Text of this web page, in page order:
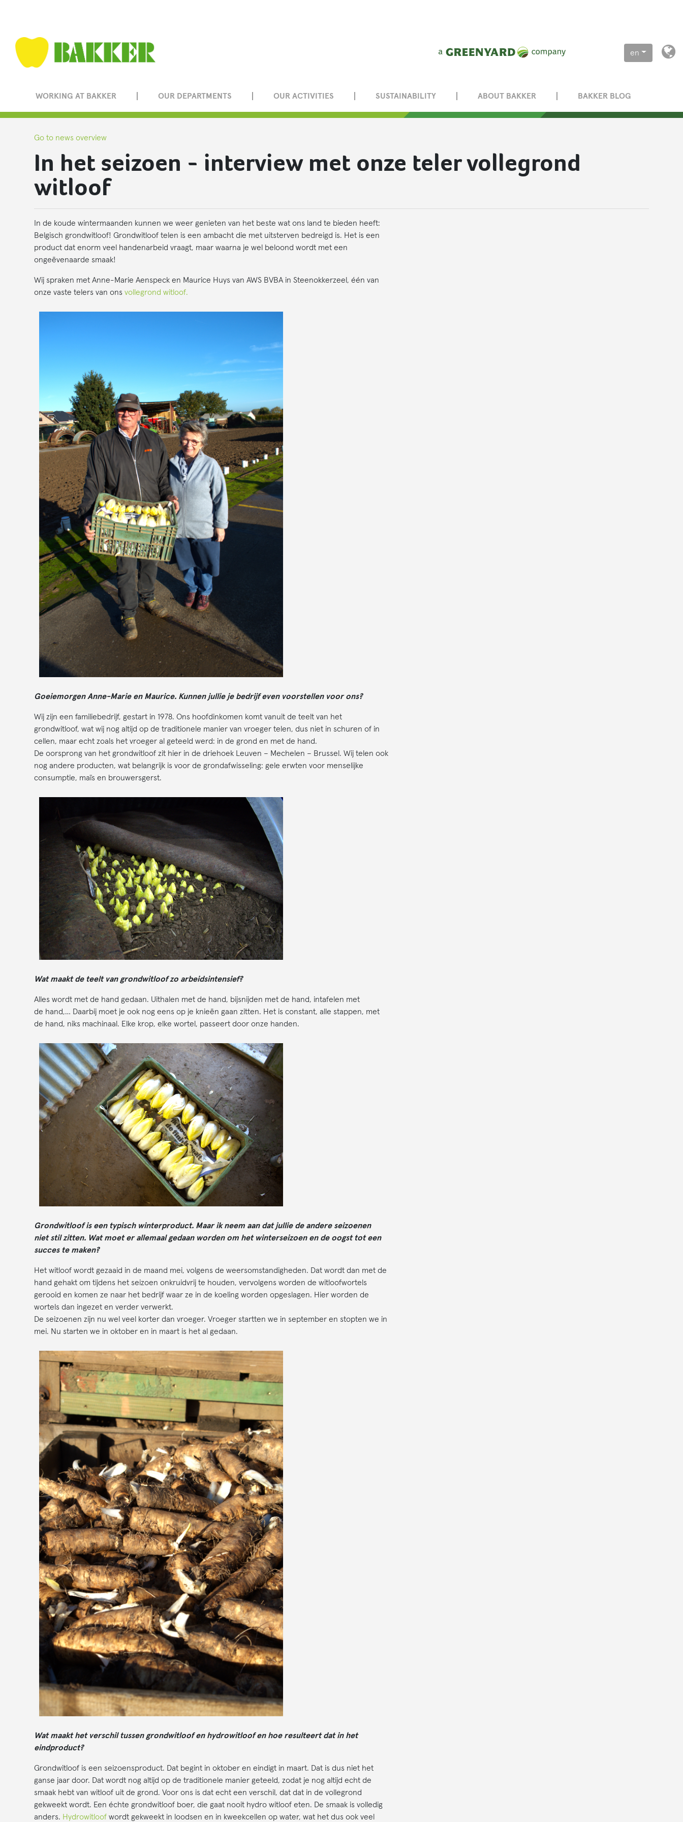
en
WORKING AT BAKKER OUR DEPARTMENTS OUR ACTIVITIES SUSTAINABILITY ABOUT BAKKER BAKKER BLOG
Go to news overview
In het seizoen - interview met onze teler vollegrond
witloof
In de koude wintermaanden kunnen we weer genieten van het beste wat ons land te bieden heeft:
Belgisch grondwitloof! Grondwitloof telen is een ambacht die met uitsterven bedreigd is. Het is een
product dat enorm veel handenarbeid vraagt, maar waarna je wel beloond wordt met een
ongeëvenaarde smaak!
Wij spraken met Anne-Marie Aenspeck en Maurice Huys van AWS BVBA in Steenokkerzeel, één van
onze vaste telers van onsvollegrond witloof.
Goeiemorgen Anne-Marie en Maurice. Kunnen jullie je bedrijf even voorstellen voor ons?
Wij zijn een familiebedrijf, gestart in 1978. Ons hoofdinkomen komt vanuit de teelt van het
grondwitloof, wat wij nog altijd op de traditionele manier van vroeger telen, dus niet in schuren of in
cellen, maar echt zoals het vroeger al geteeld werd: in de grond en met de hand.
De oorsprong van het grondwitloof zit hier in de driehoek Leuven – Mechelen – Brussel. Wij telen ook
nog andere producten, wat belangrijk is voor de grondafwisseling: gele erwten voor menselijke
consumptie, maïs en brouwersgerst.
Wat maakt de teelt van grondwitloof zo arbeidsintensief?
Alles wordt met de hand gedaan. Uithalen met de hand, bijsnijden met de hand, intafelen met
de hand,… Daarbij moet je ook nog eens op je knieën gaan zitten. Het is constant, alle stappen, met
de hand, niks machinaal. Elke krop, elke wortel, passeert door onze handen.
Grondwitloof is een typisch winterproduct. Maar ik neem aan dat jullie de andere seizoenen
niet stil zitten. Wat moet er allemaal gedaan worden om het winterseizoen en de oogst tot een
succes te maken?
Het witloof wordt gezaaid in de maand mei, volgens de weersomstandigheden. Dat wordt dan met de
hand gehakt om tijdens het seizoen onkruidvrij te houden, vervolgens worden de witloofwortels
gerooid en komen ze naar het bedrijf waar ze in de koeling worden opgeslagen. Hier worden de
wortels dan ingezet en verder verwerkt.
De seizoenen zijn nu wel veel korter dan vroeger. Vroeger startten we in september en stopten we in
mei. Nu starten we in oktober en in maart is het al gedaan.
Wat maakt het verschil tussen grondwitloof en hydrowitloof en hoe resulteert dat in het
eindproduct?
Grondwitloof is een seizoensproduct. Dat begint in oktober en eindigt in maart. Dat is dus niet het
ganse jaar door. Dat wordt nog altijd op de traditionele manier geteeld, zodat je nog altijd echt de
smaak hebt van witloof uit de grond. Voor ons is dat echt een verschil, dat dat in de vollegrond
gekweekt wordt. Een échte grondwitloof boer, die gaat nooit hydro witloof eten. De smaak is volledig
anders. Hydrowitloofwordt gekweekt in loodsen en in kweekcellen op water, wat het dus ook veel